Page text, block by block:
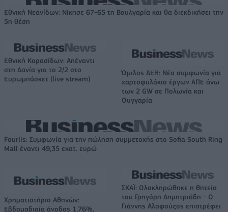
Εθνική Νεανίδων: Νίκησε 67-65 τη Βουλγαρία και θα διεκδικήσει την
5η θέση
Εθνική Κορασίδων: Απέναντι
στη Δανία για το 2/2 στο
Ευρωμπάσκετ (live stream)
Όμιλος ΔΕΗ: Νέα συμφωνία για
χαρτοφυλάκιο έργων ΑΠΕ άνω
των 2 GW σε Πολωνία και
Ουγγαρία
Fourlis: Συμφωνία για την πώληση συμμετοχής στο Sofia South Ring
Mall έναντι 49,35 εκατ. ευρώ
Χρηματιστήριο Αθηνών:
Εβδομαδιαία άνοδος 1,76%,
ΣΚΑΪ: Ολοκληρώθηκε η θητεία
του Γρηγόρη Δημητριάδη - Ο
Γιάννης Αλαφούζος επιστρέφει